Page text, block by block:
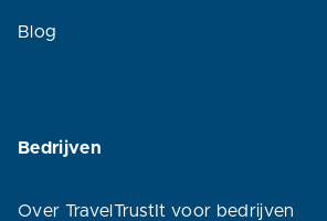
Blog
Bedrijven
Over TravelTrustIt voor bedrijven